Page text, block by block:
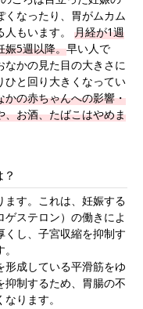
くなったり、胃がムカム
もいます。 月経が1週
娠5週以降。早い人で
なかの見た目の大きさに
ひと回り大きくなってい
かの赤ちゃんへの影響・
、お酒、たばこはやめま
す。これは、妊娠する
ステロン）の働きによ
くし、子宮収縮を抑制す
形成している平滑筋をゆ
抑制するため、胃腸の不
ります。